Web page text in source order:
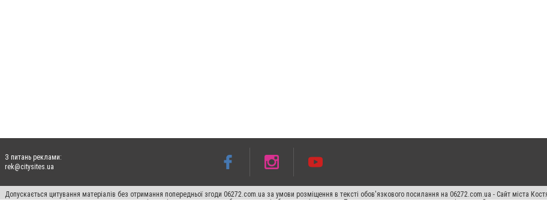
З питань реклами:
rek@citysites.ua
Допускається цитування матеріалів без отримання попередньої згоди 06272.com.ua за умови розміщення в тексті обов'язкового посилання на 06272.com.ua - Сайт міста
пошукових систем гіперпосилання на цитовані статті не нижче другого абзацу в тексті або в якості джерела. Порушення виняткових прав переслідується Законом.